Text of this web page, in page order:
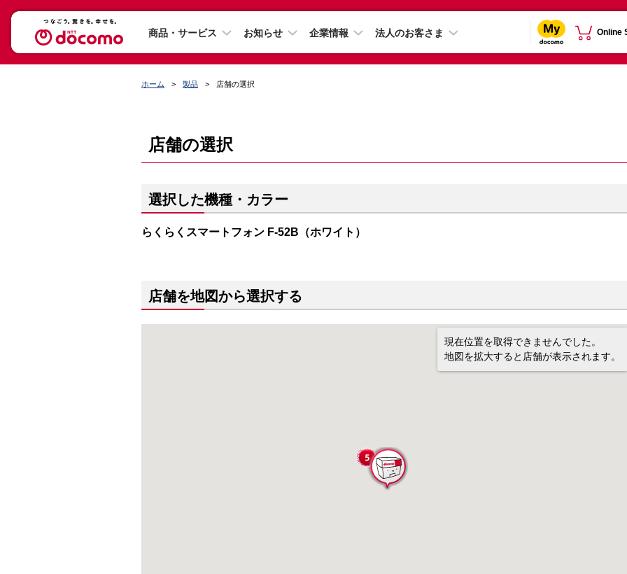
商品・サービス お知らせ 企業情報 法人のお客さま Online
ホーム 製品 店舗の選択
店舗の選択
選択した機種・カラー
らくらくスマートフォン F-52B（ホワイト）
店舗を地図から選択する
現在位置を取得できませんでした。
地図を拡大すると店舗が表示されます。